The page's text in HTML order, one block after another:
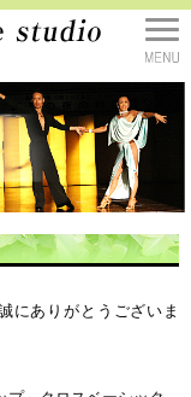
にありがとうございま